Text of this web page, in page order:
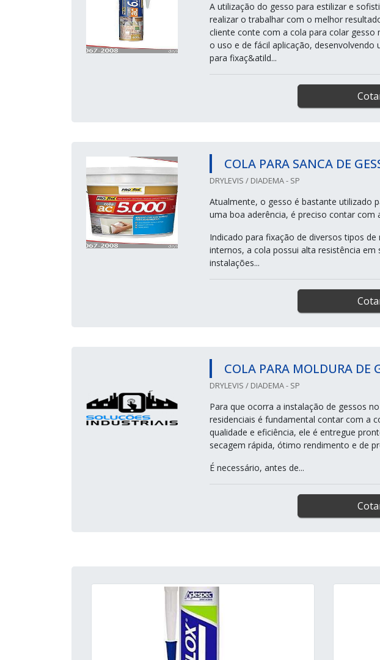
A utilização do gesso para estilizar e
realizar o trabalhar com o melhor
cliente conte com a cola para colar
o uso e de fácil aplicação,
para fixaç&atild...
COLA PARA SANCA DE
DRYLEVIS / DIADEMA - SP
Atualmente, o gesso é bastante utilizado
uma boa aderência, é preciso contar com
Indicado para fixação de diversos tipos
internos, a cola possui alta resistência
instalações...
COLA PARA MOLDURA DE
DRYLEVIS / DIADEMA - SP
Para que ocorra a instalação de gessos
residenciais é fundamental contar com a
qualidade e eficiência, ele é entregue
secagem rápida, ótimo rendimento e de
É necessário, antes de...